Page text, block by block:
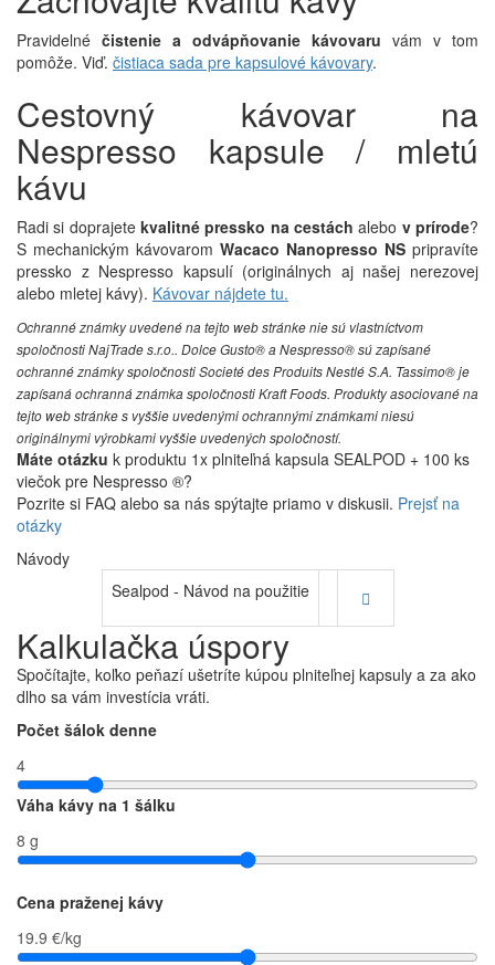
Pravidelné čistenie a odvápňovanie kávovaru vám v tom
pomôže. Viď. čistiaca sada pre kapsulové kávovary.
Cestovný kávovar na
Nespresso kapsule / mletú
kávu
Radi si doprajete kvalitné pressko na cestách alebo v prírode?
S mechanickým kávovarom Wacaco Nanopresso NS pripravíte
pressko z Nespresso kapsulí (originálnych aj našej nerezovej
alebo mletej kávy). Kávovar nájdete tu.
Ochranné známky uvedené na tejto web stránke nie sú vlastníctvom
spoločnosti NajTrade s.r.o.. Dolce Gusto® a Nespresso® sú zapísané
ochranné známky spoločnosti Societé des Produits Nestlé S.A. Tassimo® je
zapísaná ochranná známka spoločnosti Kraft Foods. Produkty asociované na
tejto web stránke s vyššie uvedenými ochrannými známkami niesú
originálnymi výrobkami vyššie uvedených spoločností.
Máte otázku k produktu 1x plniteľná kapsula SEALPOD + 100 ks
viečok pre Nespresso ®?
Pozrite si FAQ alebo sa nás spýtajte priamo v diskusii. Prejsť na
otázky
Návody
Sealpod - Návod na použitie
Kalkulačka úspory
Spočítajte, koľko peňazí ušetríte kúpou plniteľnej kapsuly a za ako
dlho sa vám investícia vráti.
Počet šálok denne
4
Váha kávy na 1 šálku
8 g
Cena praženej kávy
19.9 €/kg